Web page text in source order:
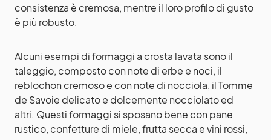
consistenza è cremosa, mentre il loro profilo di gusto
è più robusto.
Alcuni esempi di formaggi a crosta lavata sono il
taleggio, composto con note di erbe e noci, il
reblochon cremoso e con note di nocciola, il Tomme
de Savoie delicato e dolcemente nocciolato ed
altri. Questi formaggi si sposano bene con pane
rustico, confetture di miele, frutta secca e vini rossi,